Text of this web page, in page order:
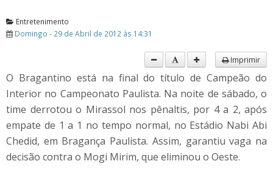
Entretenimento
Domingo - 29 de Abril de 2012 às 14:31
Imprimir
O Bragantino está na final do título de Campeão do
Interior no Campeonato Paulista. Na noite de sábado, o
time derrotou o Mirassol nos pênaltis, por 4 a 2, após
empate de 1 a 1 no tempo normal, no Estádio Nabi Abi
Chedid, em Bragança Paulista. Assim, garantiu vaga na
decisão contra o Mogi Mirim, que eliminou o Oeste.